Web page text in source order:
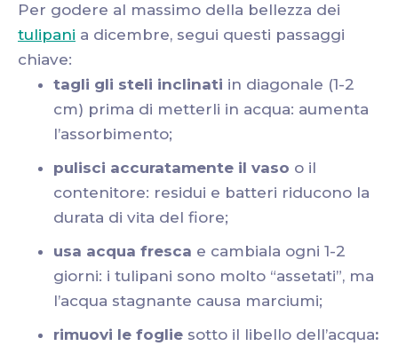
Per godere al massimo della bellezza dei
tulipani a dicembre, segui questi passaggi
chiave:
tagli gli steli inclinati in diagonale (1-2
cm) prima di metterli in acqua: aumenta
l’assorbimento;
pulisci accuratamente il vaso o il
contenitore: residui e batteri riducono la
durata di vita del fiore;
usa acqua fresca e cambiala ogni 1-2
giorni: i tulipani sono molto “assetati”, ma
l’acqua stagnante causa marciumi;
rimuovi le foglie sotto il libello dell’acqua: